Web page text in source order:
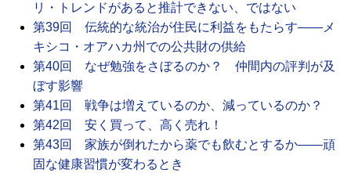
リ・トレンドがあると推計できない、ではない
第39回 伝統的な統治が住民に利益をもたらす――メ
キシコ・オアハカ州での公共財の供給
第40回 なぜ勉強をさぼるのか？ 仲間内の評判が及
ぼす影響
第41回 戦争は増えているのか、減っているのか？
第42回 安く買って、高く売れ！
第43回 家族が倒れたから薬でも飲むとするか――頑
固な健康習慣が変わるとき